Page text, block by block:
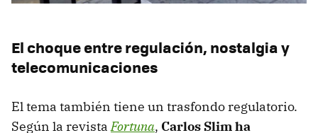
El choque entre regulación, nostalgia y
telecomunicaciones
El tema también tiene un trasfondo regulatorio.
Según la revistaFortuna, Carlos Slim ha